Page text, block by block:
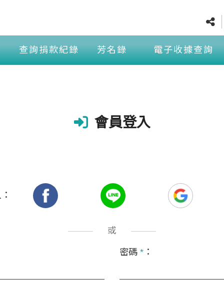
查詢捐款紀錄 芳名錄 電子收據查詢
會員登入
或
密碼 * ：